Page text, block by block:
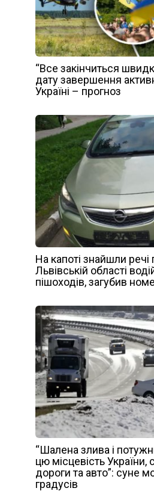
“Все закінчиться
дату завершення
Україні – прогноз
На капоті знайшли речі
Львівській області
пішоходів, загубив
“Шалена злива і
цю місцевість України,
дороги та авто”: суне
градусів